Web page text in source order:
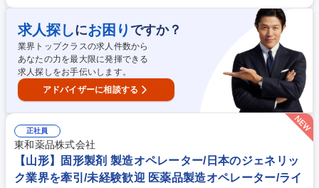
BPO（外部委託先）の管理・育成をご担当。品質管理や教育、社内連携を
通じサービス品質向上を担います。 【具体的には】■BPO先との定期連
携・情報同期 ■業務マニュアル・対応フロー共有・更新 ■対応品質モニタ
リング・SLA/KPI管理 ■トレーニング実施・フィードバック 【仕事の魅
力】急成長組織でCSの仕組み化に挑戦でき、ユーザーの熱量を直に感じ
ながら体験価値向上に貢献できます。 募集職種 【カスタマーサポート/BP
O管理】オンライントレカ/エンタメ/急成長中★
求人探しにお困り ですか？
業界トップクラスの求人件数から
あなたの力を最大限に発揮できる
求人探しをお手伝いします。
アドバイザーに相談する
正社員
東和薬品株式会社
【山形】固形製剤 製造オペレーター/日本のジェネリッ
ク業界を牽引/未経験歓迎 医薬品製造オペレーター/ライ